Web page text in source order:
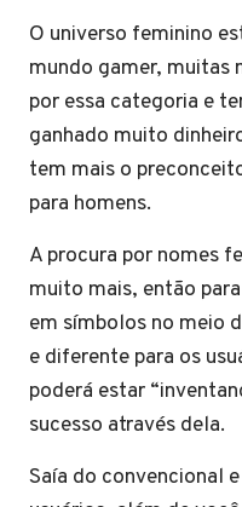
O universo feminino
mundo gamer, muitas
por essa categoria e
ganhado muito
tem mais o
para homens.
A procura por nomes
muito mais, então
em símbolos no meio
e diferente para os
poderá estar
sucesso através dela.
Saía do convencional